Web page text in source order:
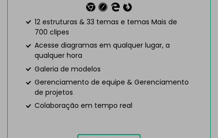
12 estruturas & 33 temas e temas Mais de
700 clipes
Acesse diagramas em qualquer lugar, a
qualquer hora
Galeria de modelos
Gerenciamento de equipe & Gerenciamento
de projetos
Colaboração em tempo real